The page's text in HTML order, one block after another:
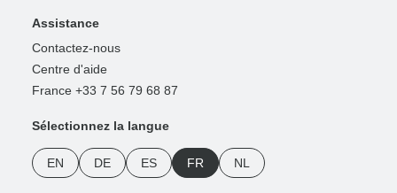
Assistance
Contactez-nous
Centre d'aide
France +33 7 56 79 68 87
Sélectionnez la langue
EN DE ES FR NL